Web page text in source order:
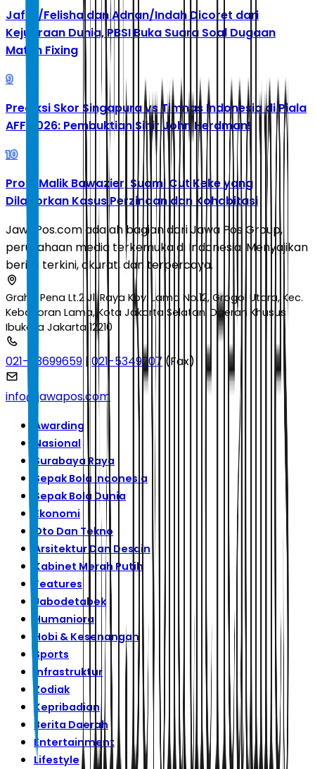
Jafar/Felisha dan Adnan/Indah Dicoret dari
Kejuaraan Dunia, PBSI Buka Suara Soal Dugaan
Match Fixing
9
Prediksi Skor Singapura vs Timnas Indonesia di Piala
AFF 2026: Pembuktian Sihir John Herdman!
10
Profil Malik Bawazier, Suami Cut Keke yang
Dilaporkan Kasus Perzinaan dan Kohabitasi
JawaPos.com adalah bagian dari Jawa Pos Group,
perusahaan media terkemuka di Indonesia. Menyajikan
berita terkini, akurat, dan terpercaya.
Graha Pena Lt.2 Jl. Raya Kby. Lama No.12, Grogol Utara, Kec.
Kebayoran Lama, Kota Jakarta Selatan, Daerah Khusus
Ibukota Jakarta 12210
021-53699659 | 021-5349207 (Fax)
info@jawapos.com
Awarding
Nasional
Surabaya Raya
Sepak Bola Indonesia
Sepak Bola Dunia
Ekonomi
Oto Dan Tekno
Arsitektur Dan Desain
Kabinet Merah Putih
Features
Jabodetabek
Humaniora
Hobi & Kesenangan
Sports
Infrastruktur
Zodiak
Kepribadian
Berita Daerah
Entertainment
Lifestyle